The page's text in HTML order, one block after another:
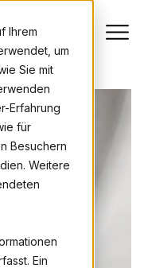
Ihrem
um
Sie mit
Erfahrung
für
Besuchern
Weitere
Ein